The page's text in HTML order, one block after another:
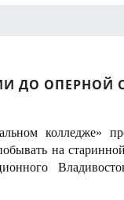
ДО ОПЕРНОЙ
колледже»
на